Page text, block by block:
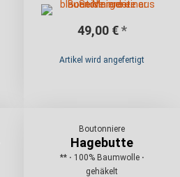
49,00 € *
Artikel wird angefertigt
Boutonniere
Hagebutte
** ⋅ 100% Baumwolle ⋅
gehäkelt